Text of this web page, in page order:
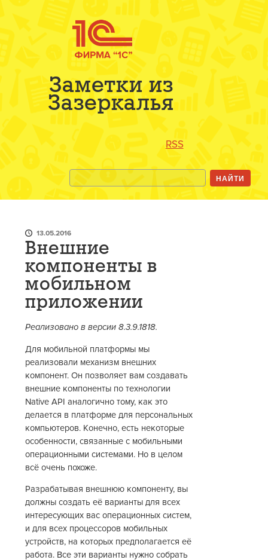
Заметки из
Зазеркалья
RSS
13.05.2016
Внешние
компоненты в
мобильном
приложении
Реализовано в версии 8.3.9.1818.
Для мобильной платформы мы
реализовали механизм внешних
компонент. Он позволяет вам создавать
внешние компоненты по технологии
Native API аналогично тому, как это
делается в платформе для персональных
компьютеров. Конечно, есть некоторые
особенности, связанные с мобильными
операционными системами. Но в целом
всё очень похоже.
Разрабатывая внешнюю компоненту, вы
должны создать её варианты для всех
интересующих вас операционных систем,
и для всех процессоров мобильных
устройств, на которых предполагается её
работа. Все эти варианты нужно собрать